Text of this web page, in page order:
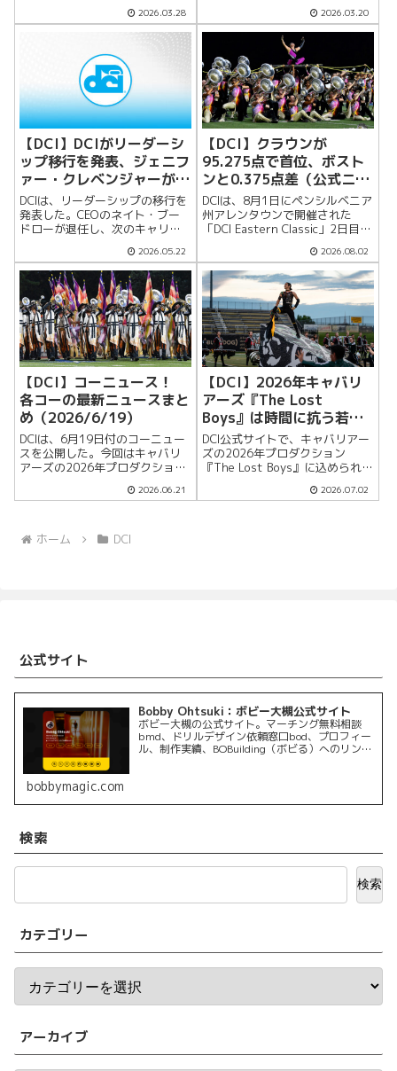
も、各コーの今の動きを追いた
い人にも見どころが多い。セブ
ンス・レジメントは、2026作品
「In Spring」を発表した。作...
2026.03.28
からドラムコーに親しみ、コル
ツでは25年にわたってさまざま
な役職を経験してきた人物で、
今回の就任によりコルツ・ユー
ス・オーガニ...
2026.03.20
【DCI】DCIがリーダーシ
ップ移行を発表、ジェニフ
ァー・クレベンジャーが暫
定CEOに（公式ニュー
ス）
DCIは、リーダーシップの移行を
発表した。CEOのネイト・ブー
ドローが退任し、次のキャリア
あるジェニファー・クレベンジ
ャーが暫定CEOに任命された。
ブードローは、DCIの50年以上の
歴史で4人目のCEOとし...
2026.05.22
【DCI】クラウンが
95.275点で首位、ボスト
ンと0.375点差（公式ニュ
ース）
DCIは、8月1日にペンシルベニア
州アレンタウンで開催された
「DCI Eastern Classic」2日目の
ナ・クラウンが95.275点で首位
を獲得し、2位ボストン・クルセ
イダーズとの差はわずか0.375点
とな...
2026.08.02
【DCI】コーニュース！
各コーの最新ニュースまと
め（2026/6/19）
DCIは、6月19日付のコーニュー
スを公開した。今回はキャバリ
アーズの2026年プロダクション
の春季トレーニング映像、スピ
幕へ向けた各コーの動きが並ん
2026.06.21
【DCI】2026年キャバリ
アーズ『The Lost
Boys』は時間に抗う若者
たちの物語（公式ニュー
ス）
DCI公式サイトで、キャバリアー
ズの2026年プロダクション
『The Lost Boys』に込められた
された。ピーター・パンに登場
2026.07.02
ホーム DCI
公式サイト
Bobby Ohtsuki：ボビー大槻公式サイト
ボビー大槻の公式サイト。マーチング無料相談
bmd、ドリルデザイン依頼窓口bod、プロフィー
ル、制作実績、BOBuilding（ボビる）へのリンク
bobbymagic.com
検索
検索
カテゴリー
アーカイブ